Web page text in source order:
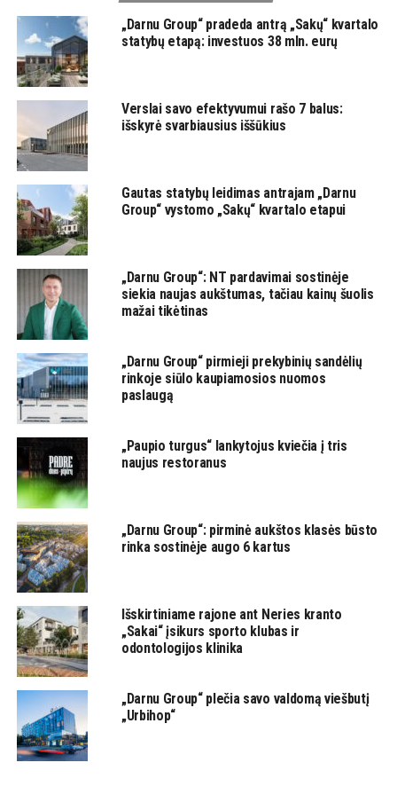
„Darnu Group“ pradeda antrą „Sakų“ kvartalo
statybų etapą: investuos 38 mln. eurų
Verslai savo efektyvumui rašo 7 balus:
išskyrė svarbiausius iššūkius
Gautas statybų leidimas antrajam „Darnu
Group“ vystomo „Sakų“ kvartalo etapui
„Darnu Group“: NT pardavimai sostinėje
siekia naujas aukštumas, tačiau kainų šuolis
mažai tikėtinas
„Darnu Group“ pirmieji prekybinių sandėlių
rinkoje siūlo kaupiamosios nuomos
paslaugą
„Paupio turgus“ lankytojus kviečia į tris
naujus restoranus
„Darnu Group“: pirminė aukštos klasės būsto
rinka sostinėje augo 6 kartus
Išskirtiniame rajone ant Neries kranto
„Sakai“ įsikurs sporto klubas ir
odontologijos klinika
„Darnu Group“ plečia savo valdomą viešbutį
„Urbihop“